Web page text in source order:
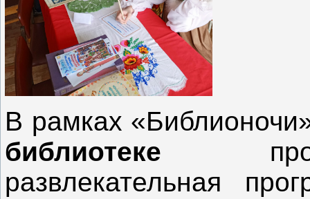
В рамках
библиотеке
развлекательная